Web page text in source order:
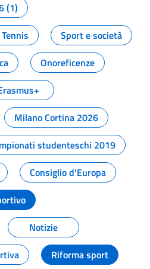
(1)
Sport e società
Onoreficenze
Milano Cortina 2026
studenteschi 2019
Consiglio d'Europa
Notizie
Riforma sport